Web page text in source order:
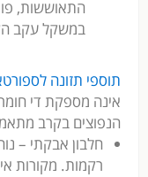
התאוששות,
במשקל עקב
תוספי תזונה
אינה מספקת די
הנפוצים בקרב
חלבון אבקתי –
רקמות. מקורות